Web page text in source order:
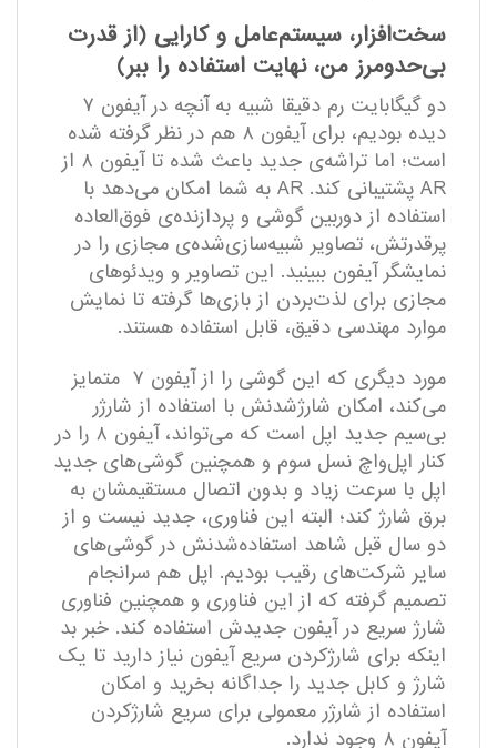
سخت‌افزار، سیستم‌عامل و کارایی (از قدرت
بی‌حدومرز من، نهایت استفاده را ببر)
دو گیگابایت رم دقیقا شبیه به آنچه در آیفون ۷
دیده بودیم، برای آیفون ۸ هم در نظر گرفته‌ شده
است؛ اما تراشه‌ی جدید باعث شده تا آیفون ۸ از
AR پشتیبانی کند. AR به شما امکان می‌دهد با
استفاده از دوربین گوشی و پردازنده‌ی فوق‌العاده
پرقدرتش، تصاویر شبیه‌سازی‌شده‌ی مجازی را در
نمایشگر آیفون ببینید. این تصاویر و ویدئو‌های
مجازی برای لذت‌بردن از بازی‌ها گرفته تا نمایش
موارد مهندسی دقیق، قابل‌ استفاده هستند.
مورد دیگری که این گوشی را از آیفون ۷ متمایز
می‌کند، امکان شارژشدنش با استفاده از شارژر
بی‌سیم جدید اپل است که می‌تواند، آیفون ۸ را در
کنار اپل‌واچ نسل سوم و همچنین گوشی‌های جدید
اپل با سرعت زیاد و بدون اتصال مستقیمشان به
برق شارژ کند؛ البته این فناوری، جدید نیست و از
دو سال قبل شاهد استفاده‌شدنش در گوشی‌های
سایر شرکت‌های رقیب بودیم. اپل هم سرانجام
تصمیم گرفته که از این فناوری و همچنین فناوری
شارژ سریع در آیفون جدیدش استفاده کند. خبر بد
اینکه برای شارژکردن سریع آیفون نیاز دارید تا یک
شارژ و کابل جدید را جداگانه بخرید و امکان
استفاده از شارژر معمولی برای سریع شارژکردن
آیفون ۸ وجود ندارد.